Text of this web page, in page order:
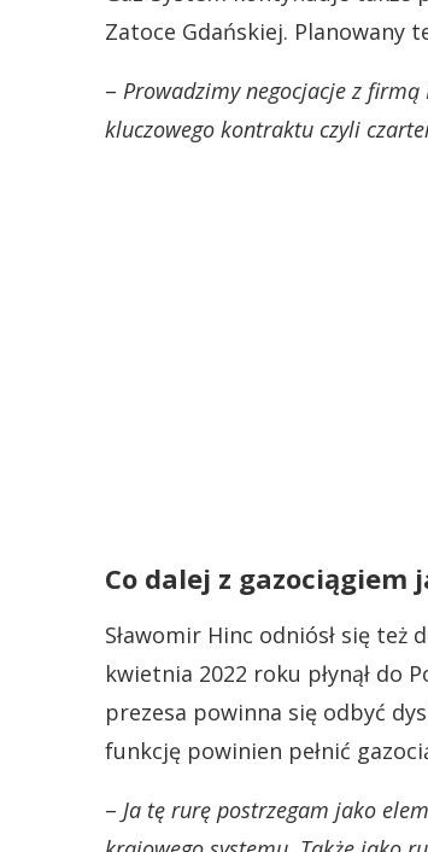
Zatoce Gdańskiej. Planowany
– Prowadzimy negocjacje z firmą
kluczowego kontraktu czyli
Co dalej z gazociągiem
Sławomir Hinc odniósł się
kwietnia 2022 roku płynął do
prezesa powinna się odbyć
funkcję powinien pełnić
– Ja tę rurę postrzegam jako